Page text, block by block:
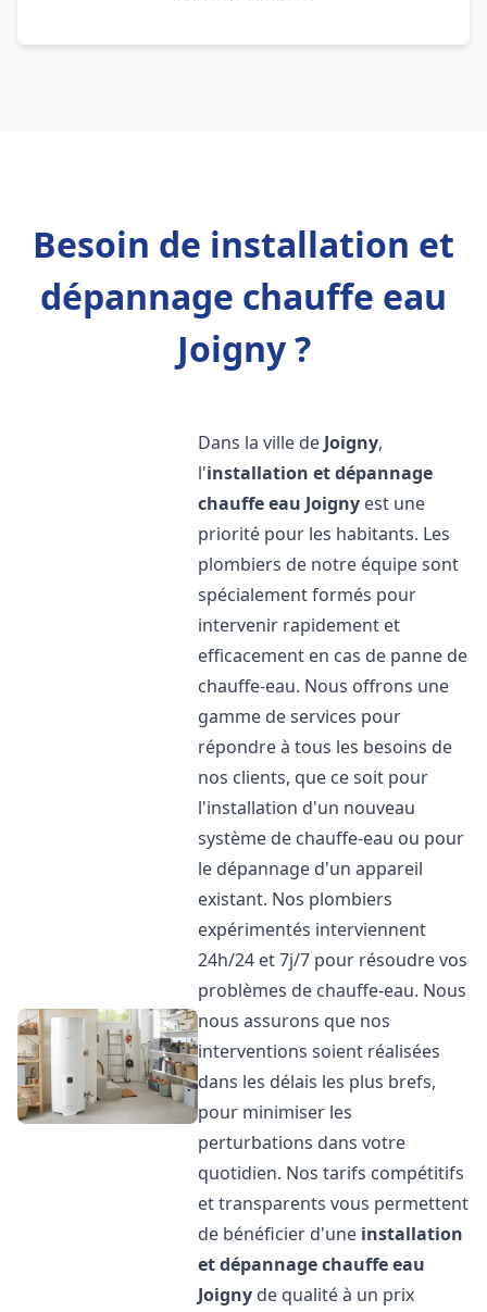
Besoin de installation et
dépannage chauffe eau
Joigny ?
Dans la ville de Joigny,
l'installation et dépannage
chauffe eau Joigny est une
priorité pour les habitants. Les
plombiers de notre équipe sont
spécialement formés pour
intervenir rapidement et
efficacement en cas de panne de
chauffe-eau. Nous offrons une
gamme de services pour
répondre à tous les besoins de
nos clients, que ce soit pour
l'installation d'un nouveau
système de chauffe-eau ou pour
le dépannage d'un appareil
existant. Nos plombiers
expérimentés interviennent
24h/24 et 7j/7 pour résoudre vos
problèmes de chauffe-eau. Nous
nous assurons que nos
interventions soient réalisées
dans les délais les plus brefs,
pour minimiser les
perturbations dans votre
quotidien. Nos tarifs compétitifs
et transparents vous permettent
de bénéficier d'une installation
et dépannage chauffe eau
Joigny de qualité à un prix